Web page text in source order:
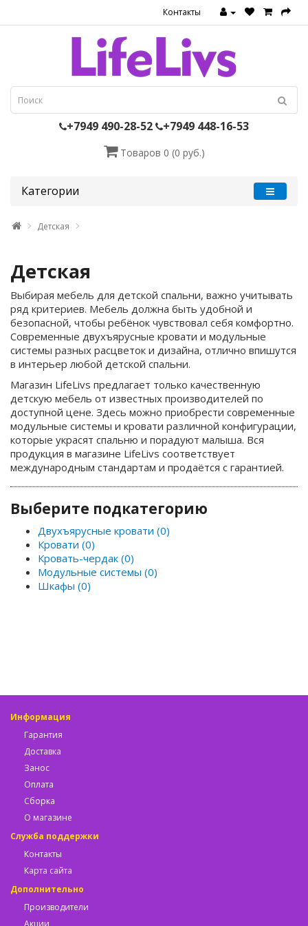
Контакты
+7949 490-28-52 +7949 448-16-53
Товаров 0 (0 руб.)
Категории
Детская
Детская
Выбирая мебель для детской спальни, важно учитывать
ряд критериев. Мебель должна быть удобной и
безопасной, чтобы ребёнок чувствовал себя комфортно.
Современные двухъярусные кровати и модульные
системы разных расцветок и дизайна, отлично впишутся
в интерьер любой детской спальни.
Магазин LifeLivs предлагает только качественную
детскую мебель от известных производителей по
доступной цене. Здесь можно приобрести современные
модульные системы и кровати различной конфигурации,
которые украсят спальню и порадуют малыша. Вся
продукция в магазине LifeLivs соответствует
международным стандартам и продаётся с гарантией.
Выберите подкатегорию
Двухъярусные кровати (0)
Кровати (0)
Кровать-чердак (0)
Модульные системы (0)
Шкафы (0)
Информация
Гарантия
Доставка
Занос
Оплата
Сборка
О магазине
Служба поддержки
Контакты
Карта сайта
Дополнительно
Производители
Акции